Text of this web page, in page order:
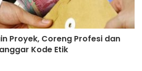
Proyek, Coreng Profesi dan
Kode Etik